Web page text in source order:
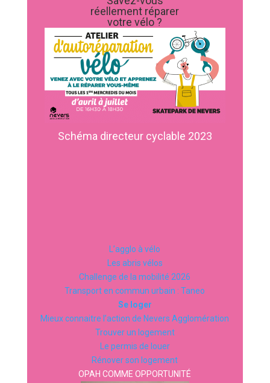
réellement réparer
votre vélo ?
Schéma directeur cyclable 2023
L’agglo à vélo
Les abris vélos
Challenge de la mobilité 2026
Transport en commun urbain : Taneo
Se loger
Mieux connaitre l’action de Nevers Agglomération
Trouver un logement
Le permis de louer
Rénover son logement
OPAH COMME OPPORTUNITÉ